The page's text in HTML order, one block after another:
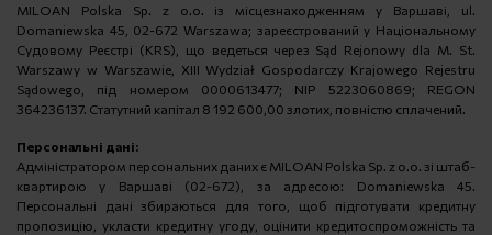
MILOAN Polska Sp. z o.o. із місцезнаходженням у Варшаві, ul.
Domaniewska 45, 02-672 Warszawa; зареєстрований у Національному
Cудовому Реєстрі (KRS), що ведеться через Sąd Rejonowy dla M. St.
Warszawy w Warszawie,
XIII Wydział Gospodarczy Krajowego Rejestru
Sądowego , під номером 0000613477; NIP 5223060869; REGON
364236137. Статутний капітал 8 192 600,00 злотих, повністю сплачений.
Персональні дані:
Адміністратором персональних даних є MILOAN Polska Sp. z o.o. зі штаб-
квартирою у Варшаві (02-672), за адресою: Domaniewska 45.
Персональні дані збираються для того, щоб підготувати кредитну
пропозицію, укласти кредитну угоду, оцінити кредитоспроможність та